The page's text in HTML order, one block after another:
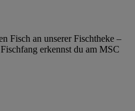
Fisch an unserer Fischtheke –
erkennst du am MSC